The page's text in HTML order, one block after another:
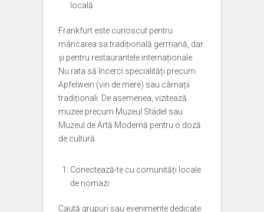
locală
Frankfurt este cunoscut pentru
mâncarea sa tradițională germană, dar
și pentru restaurantele internaționale.
Nu rata să încerci specialități precum
Apfelwein (vin de mere) sau cârnații
tradiționali. De asemenea, vizitează
muzee precum Muzeul Städel sau
Muzeul de Artă Modernă pentru o doză
de cultură.
Conectează-te cu comunități locale
de nomazi
Caută grupuri sau evenimente dedicate